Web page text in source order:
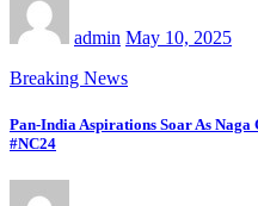
admin May 10, 2025
Breaking News
Pan-India Aspirations Soar As
#NC24